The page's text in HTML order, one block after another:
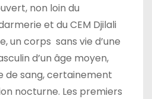
non loin du
et du CEM Djilali
un corps sans vie d’une
d’un âge moyen,
de sang, certainement
nocturne. Les premiers